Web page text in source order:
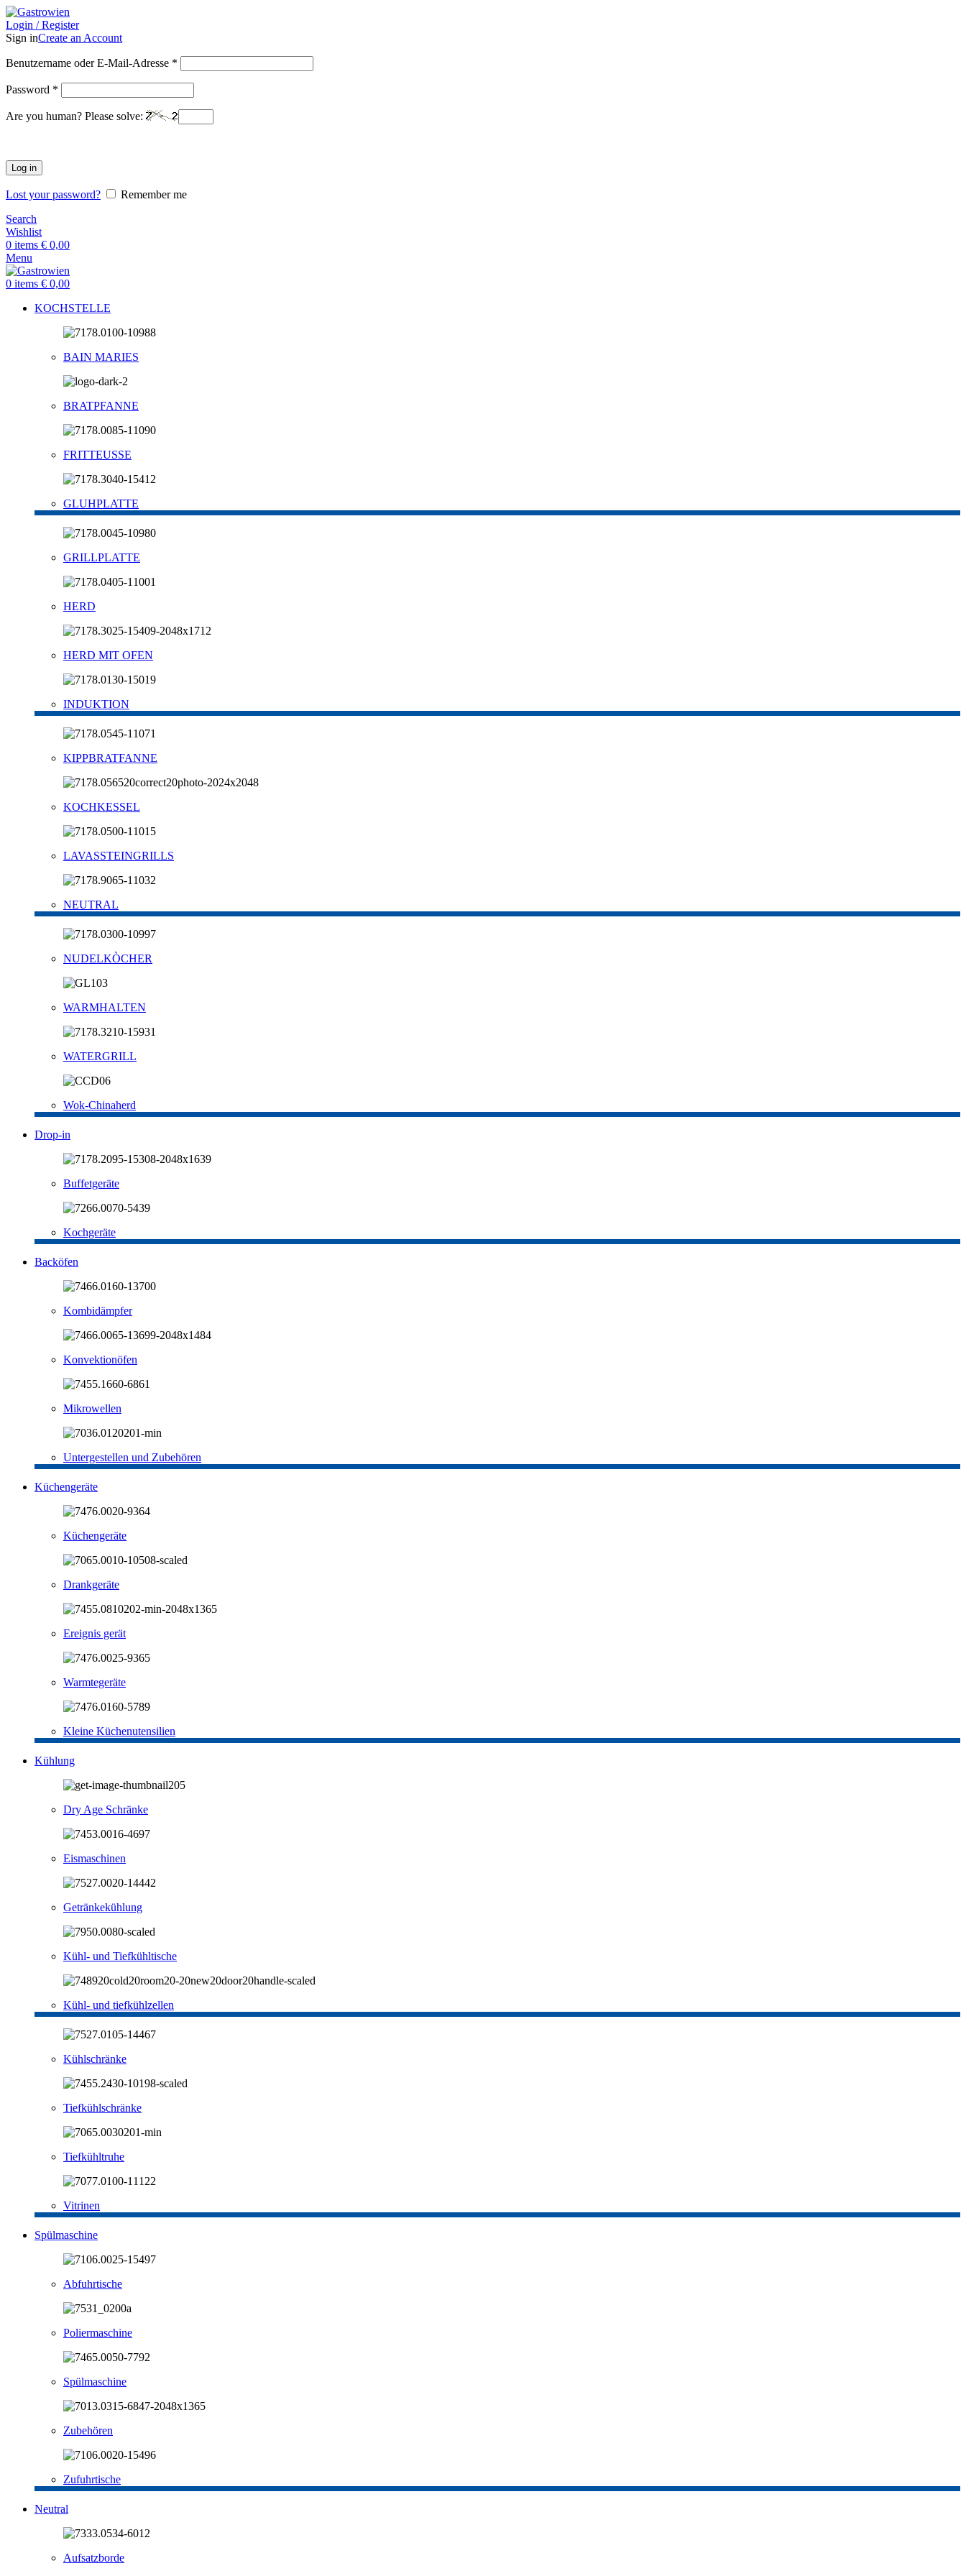
Login / Register
Sign inCreate an Account
Benutzername oder E-Mail-Adresse *
Password *
Are you human? Please solve:
Log in
Lost your password?
Remember me
Search
Wishlist
0 items € 0,00
Menu
0 items € 0,00
KOCHSTELLE
BAIN MARIES
BRATPFANNE
FRITTEUSSE
GLUHPLATTE
GRILLPLATTE
HERD
HERD MIT OFEN
INDUKTION
KIPPBRATFANNE
KOCHKESSEL
LAVASSTEINGRILLS
NEUTRAL
NUDELKÒCHER
WARMHALTEN
WATERGRILL
Wok-Chinaherd
Drop-in
Buffetgeräte
Kochgeräte
Backöfen
Kombidämpfer
Konvektionöfen
Mikrowellen
Untergestellen und Zubehören
Küchengeräte
Küchengeräte
Drankgeräte
Ereignis gerät
Warmtegeräte
Kleine Küchenutensilien
Kühlung
Dry Age Schränke
Eismaschinen
Getränkekühlung
Kühl- und Tiefkühltische
Kühl- und tiefkühlzellen
Kühlschränke
Tiefkühlschränke
Tiefkühltruhe
Vitrinen
Spülmaschine
Abfuhrtische
Poliermaschine
Spülmaschine
Zubehören
Zufuhrtische
Neutral
Aufsatzborde